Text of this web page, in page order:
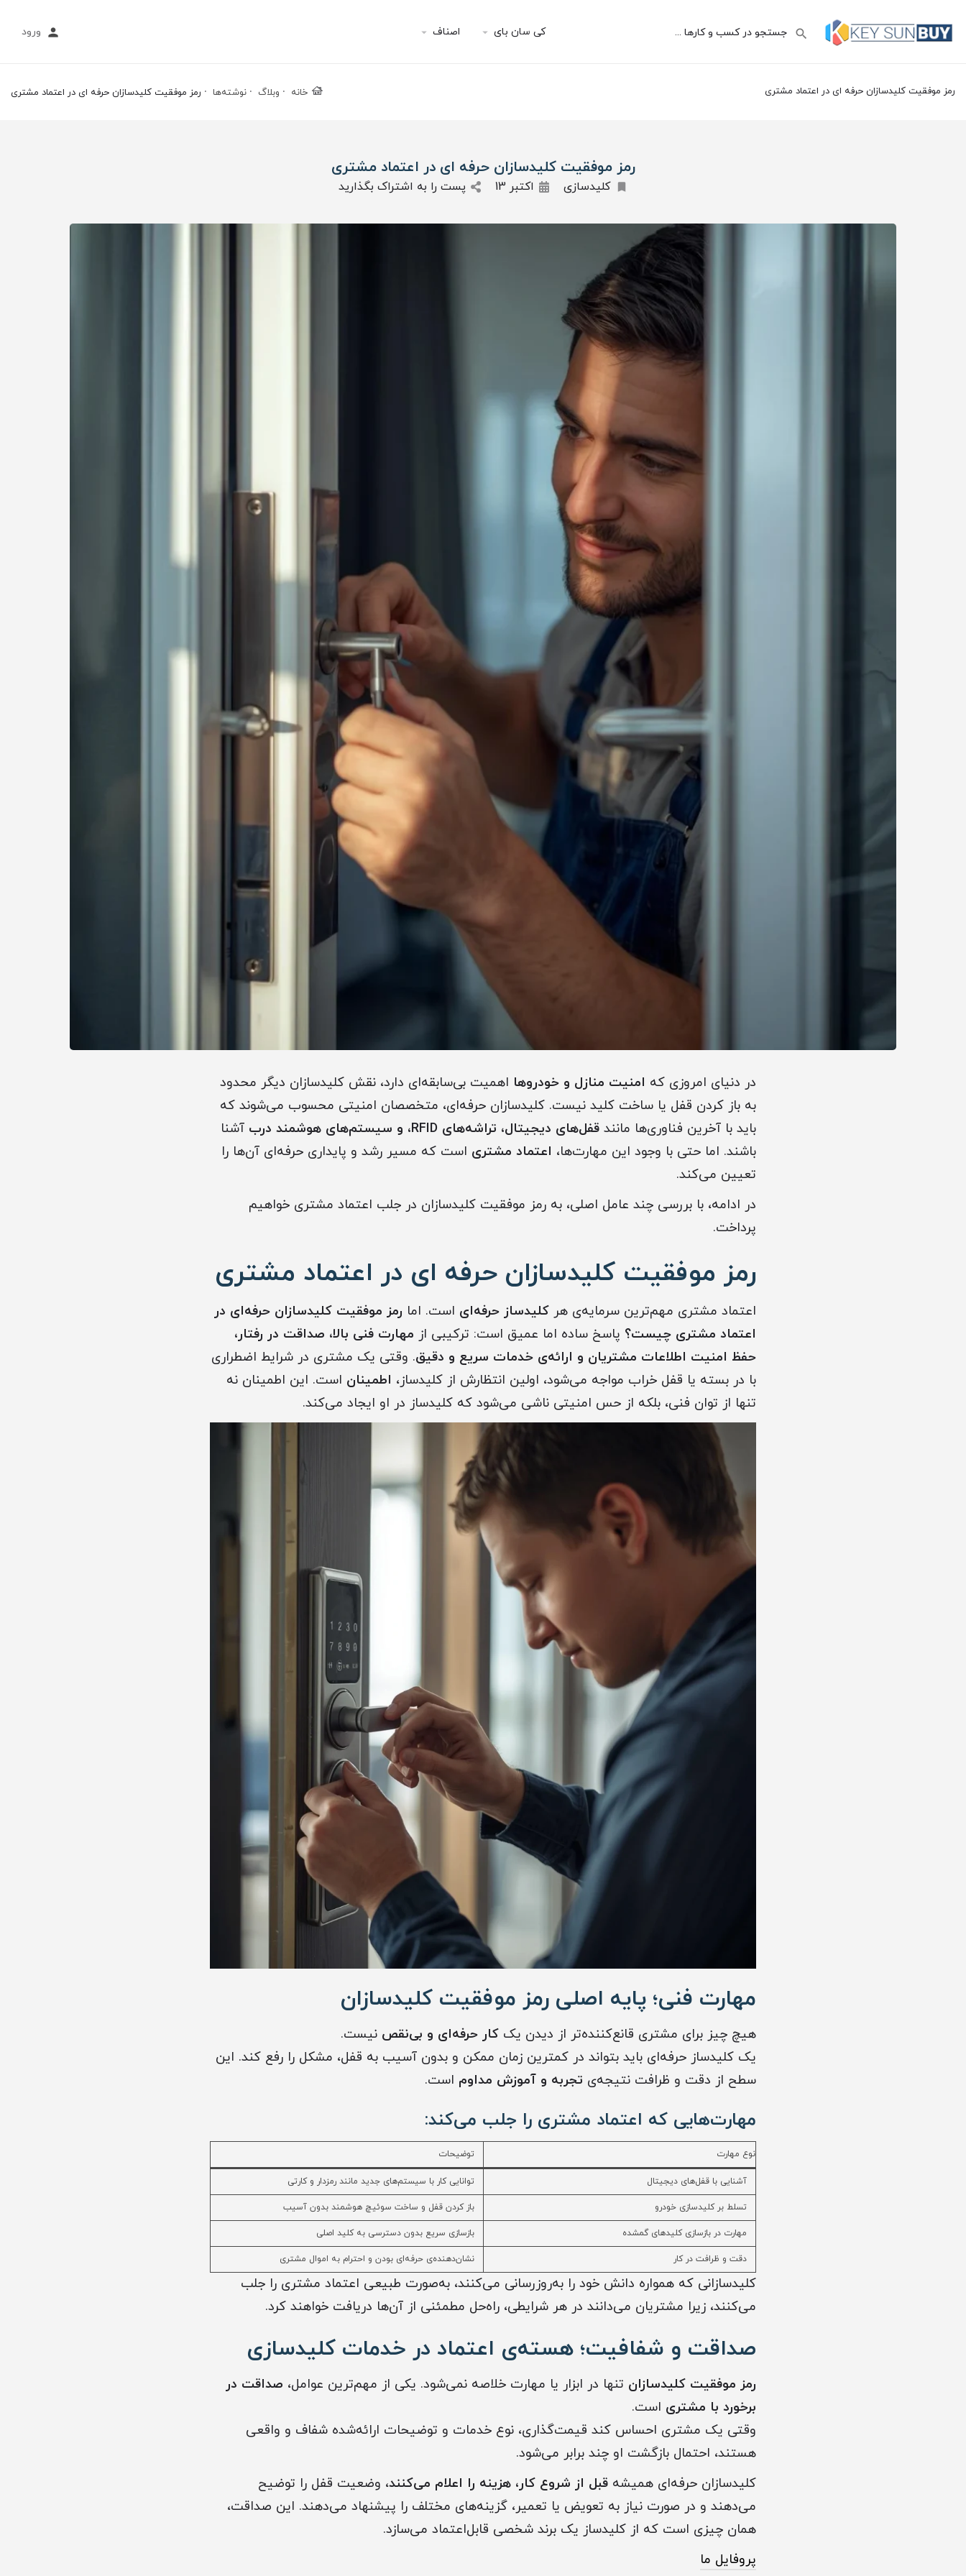
کی سان بای اصناف ورود
رمز موفقیت کلیدسازان حرفه ای در اعتماد مشتری خانه وبلاگ نوشته‌ها رمز موفقیت کلیدسازان حرفه ای در اعتماد مشتری
رمز موفقیت کلیدسازان حرفه ای در اعتماد مشتری
کلیدسازی اکتبر 13 پست را به اشتراک بگذارید
در دنیای امروزی که امنیت منازل و خودروها اهمیت بی‌سابقه‌ای دارد، نقش کلیدسازان دیگر محدود
به باز کردن قفل یا ساخت کلید نیست. کلیدسازان حرفه‌ای، متخصصان امنیتی محسوب می‌شوند که
باید با آخرین فناوری‌ها مانند قفل‌های دیجیتال، تراشه‌های RFID، و سیستم‌های هوشمند درب
آشنا
باشند. اما حتی با وجود این مهارت‌ها، اعتماد مشتری است که مسیر رشد و پایداری حرفه‌ای آن‌ها را
تعیین می‌کند.
در ادامه، با بررسی چند عامل اصلی، به رمز موفقیت کلیدسازان در جلب اعتماد مشتری خواهیم
پرداخت.
رمز موفقیت کلیدسازان حرفه ای در اعتماد مشتری
اعتماد مشتری مهم‌ترین سرمایه‌ی هر کلیدساز حرفه‌ای است. اما رمز موفقیت کلیدسازان حرفه‌ای در
اعتماد مشتری چیست؟ پاسخ ساده اما عمیق است: ترکیبی از مهارت فنی بالا، صداقت در رفتار،
حفظ امنیت اطلاعات مشتریان و ارائه‌ی خدمات سریع و دقیق. وقتی یک مشتری در شرایط اضطراری
با در بسته یا قفل خراب مواجه می‌شود، اولین انتظارش از کلیدساز، اطمینان است. این اطمینان نه
تنها از توان فنی، بلکه از حس امنیتی ناشی می‌شود که کلیدساز در او ایجاد می‌کند.
مهارت فنی؛ پایه اصلی رمز موفقیت کلیدسازان
هیچ چیز برای مشتری قانع‌کننده‌تر از دیدن یک کار حرفه‌ای و بی‌نقص نیست.
یک کلیدساز حرفه‌ای باید بتواند در کمترین زمان ممکن و بدون آسیب به قفل، مشکل را رفع کند. این
سطح از دقت و ظرافت نتیجه‌ی تجربه و آموزش مداوم است.
مهارت‌هایی که اعتماد مشتری را جلب می‌کند:
نوع مهارت توضیحات
آشنایی با قفل‌های دیجیتال توانایی کار با سیستم‌های جدید مانند رمزدار و کارتی
تسلط بر کلیدسازی خودرو باز کردن قفل و ساخت سوئیچ هوشمند بدون آسیب
مهارت در بازسازی کلیدهای گمشده بازسازی سریع بدون دسترسی به کلید اصلی
دقت و ظرافت در کار نشان‌دهنده‌ی حرفه‌ای بودن و احترام به اموال مشتری
کلیدسازانی که همواره دانش خود را به‌روزرسانی می‌کنند، به‌صورت طبیعی اعتماد مشتری را جلب
می‌کنند، زیرا مشتریان می‌دانند در هر شرایطی، راه‌حل مطمئنی از آن‌ها دریافت خواهند کرد.
صداقت و شفافیت؛ هسته‌ی اعتماد در خدمات کلیدسازی
رمز موفقیت کلیدسازان تنها در ابزار یا مهارت خلاصه نمی‌شود. یکی از مهم‌ترین عوامل، صداقت در
برخورد با مشتری است.
وقتی یک مشتری احساس کند قیمت‌گذاری، نوع خدمات و توضیحات ارائه‌شده شفاف و واقعی
هستند، احتمال بازگشت او چند برابر می‌شود.
کلیدسازان حرفه‌ای همیشه قبل از شروع کار، هزینه را اعلام می‌کنند، وضعیت قفل را توضیح
می‌دهند و در صورت نیاز به تعویض یا تعمیر، گزینه‌های مختلف را پیشنهاد می‌دهند. این صداقت،
همان چیزی است که از کلیدساز یک برند شخصی قابل‌اعتماد می‌سازد.
پروفایل ما